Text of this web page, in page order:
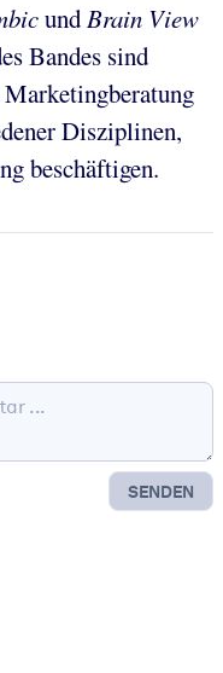
undBrain View
Bandes sind
Disziplinen,
beschäftigen.
SENDEN